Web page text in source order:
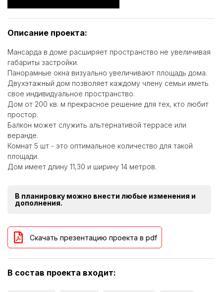
Описание проекта:
Мансарда в доме расширяет пространство не увеличивая
габариты застройки.
Панорамные окна визуально увеличивают площадь дома.
Двухэтажный дом позволяет каждому члену семьи иметь
свое индивидуальное пространство.
Дом от 200 кв. м прекрасное решение для тех, кто любит
простор.
Балкон может служить альтернативой террасе или
веранде.
Комнат 5 шт - это оптимальное количество для такой
площади.
Дом имеет длину 11,30 и ширину 14 метров.
В планировку можно внести любые изменения и
дополнения.
Скачать презентацию проекта в pdf
В состав проекта входит: